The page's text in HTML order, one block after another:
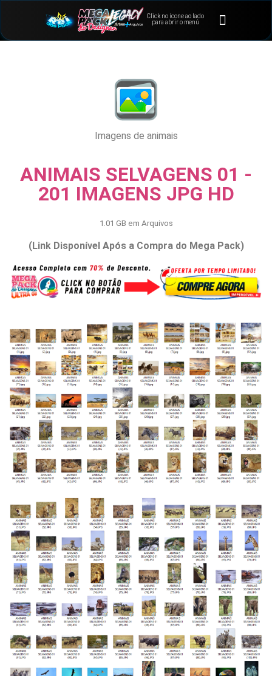
Click no ícone ao lado
para abrir o menú
Imagens de animais
ANIMAIS SELVAGENS 01 -
201 IMAGENS JPG HD
1.01 GB em Arquivos
(Link Disponível Após a Compra do Mega Pack)